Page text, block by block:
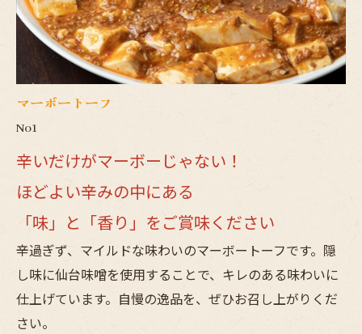
マーボートーフ
No1
辛いだけがマーボーじゃない！
ほどよい辛みの中にある
「味」と「香り」をご賞味ください
辛過ぎず、マイルドな味わいのマーボートーフです。隠
し味に仙台味噌を使用することで、キレのある味わいに
仕上げています。自慢の逸品を、ぜひお召し上がりくだ
さい。